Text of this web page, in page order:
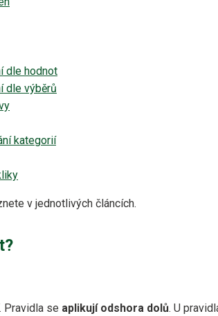
dle hodnot
dle výběrů
kategorií
v jednotlivých článcích.
. Pravidla se aplikují odshora dolů. U